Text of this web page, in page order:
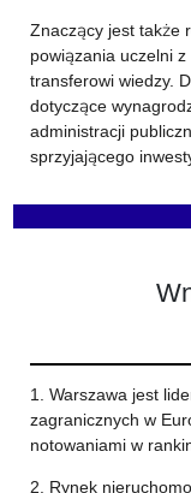
Znaczący jest także
powiązania uczelni
transferowi wiedzy.
dotyczące
administracji
sprzyjającego
1. Warszawa jest
zagranicznych w
notowaniami w
2. Rynek